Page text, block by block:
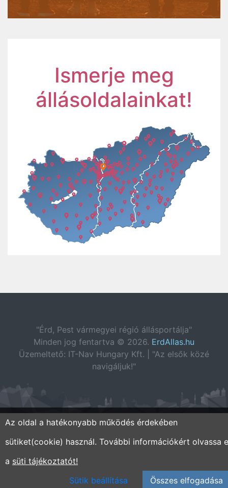
Ismerje meg
állásoldalainkat!
"Érd, Pest vármegyei régió állásportálja"
Minden jog fentartva © 2026. ErdAllas.hu
Üzemeltető: IT-Nav Hungary Kft. | "Az elsők közé
navigáljuk!"
Az oldal a hatékonyabb működés érdekében
sütiket(cookie) használ. További információkért olvassa
a süti tájékoztatót!
Sütik beállítása
Összes elfogadása